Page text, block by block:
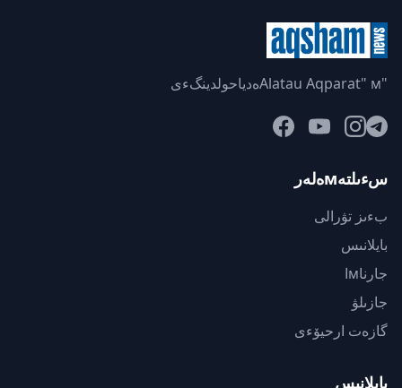
"Alatau Aqparat" мەدياحولدينگءى
سءىلتەмەلەر
بءىز تۋرالى
بايلانىس
جارناмا
جازىلۋ
گازەت ارحيۆءى
بايلانىس